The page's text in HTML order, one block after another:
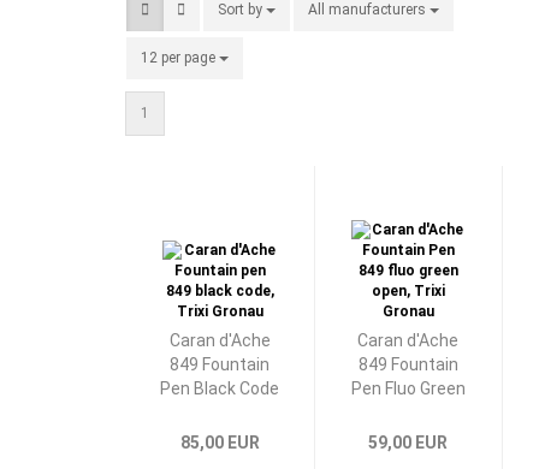
Sort by
Sort by All manufacturers
per page
12 per page
per page
1
Caran d'Ache
849 Fountain
Pen Black Code
85,00 EUR
Caran d'Ache
849 Fountain
Pen Fluo Green
59,00 EUR